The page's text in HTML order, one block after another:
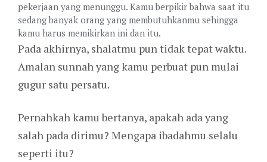
pekerjaan yang menunggu. Kamu berpikir bahwa saat itu
sedang banyak orang yang membutuhkanmu sehingga
kamu harus memikirkan ini dan itu.
Pada akhirnya, shalatmu pun tidak tepat waktu.
Amalan sunnah yang kamu perbuat pun mulai
gugur satu persatu.
Pernahkah kamu bertanya, apakah ada yang
salah pada dirimu? Mengapa ibadahmu selalu
seperti itu?